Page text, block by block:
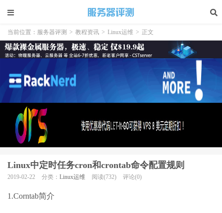
当前位置： 服务器评测 > 教程资讯 > Linux运维 > 正文
Linux中定时任务cron和crontab命令配置规则
2019-02-22 分类： Linux运维 阅读(732) 评论(0)
1.Corntab简介